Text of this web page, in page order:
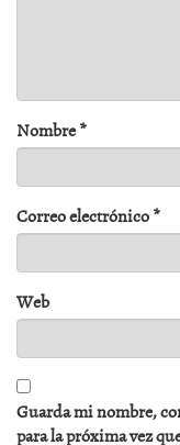
Nombre*
Correo electrónico*
Web
Guarda mi nombre,
para la próxima vez